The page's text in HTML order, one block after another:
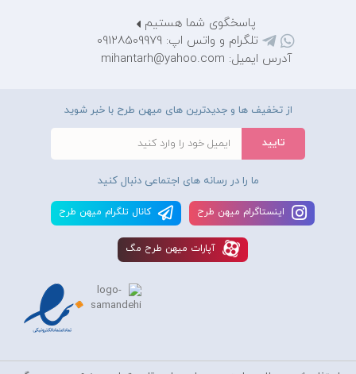
پاسخگوی شما هستیم
تلگرام و واتس اپ: 09128509979
آدرس ایمیل: mihantarh@yahoo.com
از تخفیف ها و جدیدترین های میهن طرح با خبر شوید
ما را در رسانه های اجتماعی دنبال کنید
اينستاگرام ميهن طرح کانال تلگرام ميهن طرح
آپارات ميهن طرح مگ